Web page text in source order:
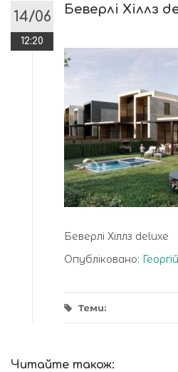
content
14/06
12:20
Беверлі Хіллз
Беверлі Хіллз deluxe
Опубліковано:
Теми:
Читайте також: